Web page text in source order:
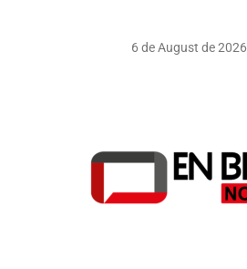
6 de August de 2026